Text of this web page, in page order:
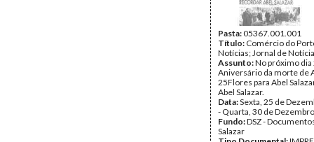
Pasta:05367.001.001
Título: Comércio do
Notícias; Jornal de
Assunto:No próximo dia
Aniversário da morte de
25Flores para Abel
Abel Salazar.
Data:Sexta, 25 de
- Quarta, 30 de
Fundo:DSZ -
Salazar